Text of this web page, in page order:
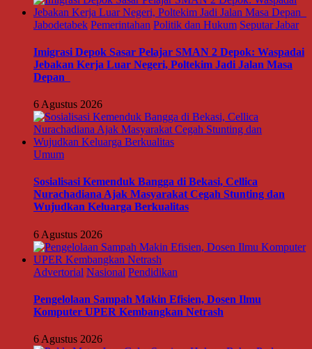
Jabodetabek Pemerintahan Politik dan Hukum Seputar Jabar
Imigrasi Depok Sasar Pelajar SMAN 2 Depok: Waspadai
Jebakan Kerja Luar Negeri, Poltekim Jadi Jalan Masa
Depan
6 Agustus 2026
Umum
Sosialisasi Kemenduk Bangga di Bekasi, Cellica
Nurachadiana Ajak Masyarakat Cegah Stunting dan
Wujudkan Keluarga Berkualitas
6 Agustus 2026
Advertorial Nasional Pendidikan
Pengelolaan Sampah Makin Efisien, Dosen Ilmu
Komputer UPER Kembangkan Netrash
6 Agustus 2026